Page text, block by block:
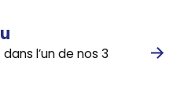
l’un de nos 3